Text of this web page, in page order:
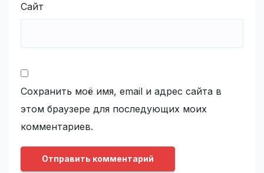
Сайт
Сохранить моё имя, email и адрес сайта в
этом браузере для последующих моих
комментариев.